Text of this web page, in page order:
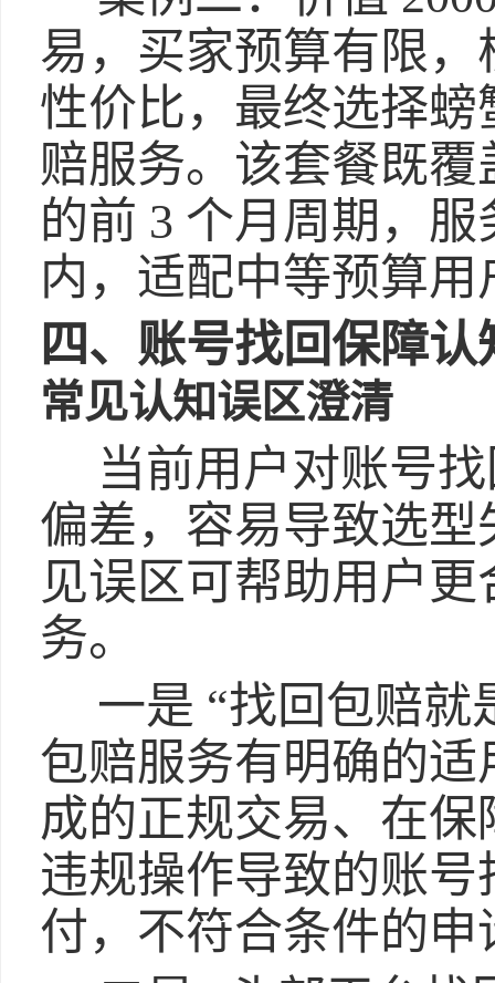
易，买家预算有限
性价比，最终选择螃
赔服务。该套餐既
的前 3 个月周期，
内，适配中等预算
四、账号找回保障认
常见认知误区澄清
当前用户对账号
偏差，容易导致选
见误区可帮助用户
务。
一是 “找回包赔就
包赔服务有明确的
成的正规交易、在
违规操作导致的账
付，不符合条件的